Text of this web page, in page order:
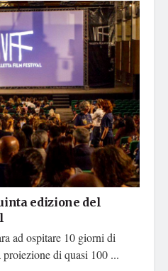
edizione del
ad ospitare 10 giorni di
di quasi 100 ...